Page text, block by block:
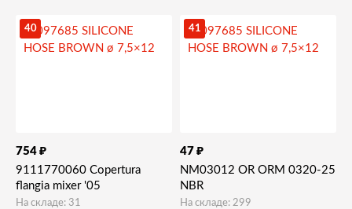
40
754 ₽
9111770060 Copertura
flangia mixer '05
На складе: 31
41
47 ₽
NM03012 OR ORM 0320-25
NBR
На складе: 299